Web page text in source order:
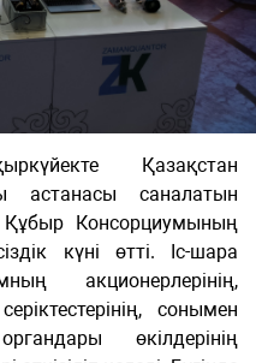
Қазақстан
астанасы саналатын
Консорциумының
күні өтті. Іс-шара
акционерлерінің,
сонымен
өкілдерінің